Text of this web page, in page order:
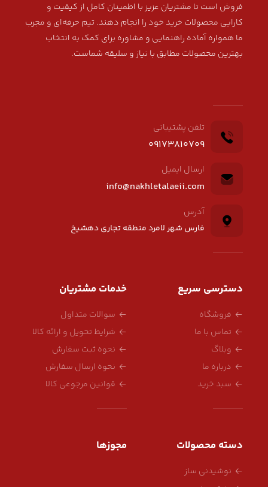
فروش است تا مشتریان عزیز با اطمینان کامل از کیفیت و
کارایی محصولات خرید خود را انجام دهند. تیم حرفه‌ای و مجرب
ما همواره آماده راهنمایی و مشاوره برای کمک به انتخاب
بهترین محصولات مطابق با نیاز و سلیقه شماست.
تلفن پشتیبانی
09173810709
ارسال ایمیل
info@nakhletalaeii.com
آدرس
فارس شهر لامرد منطقه تجاری دهشیخ
دسترسی سریع
فروشگاه
تماس با ما
وبلاگ
درباره ما
سبد خرید
خدمات مشتریان
سوالات متداول
شرایط تحویل و ارائه کالا
نحوه ثبت سفارش
نحوه ارسال سفارش
قوانین مرجوعی کالا
دسته محصولات
نوشیدنی ساز
مجوزها